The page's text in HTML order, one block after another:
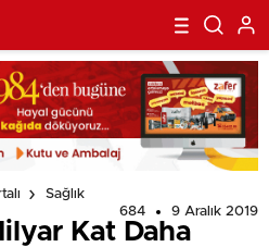
Sağlık
684
9 Aralık 2019
Kat Daha